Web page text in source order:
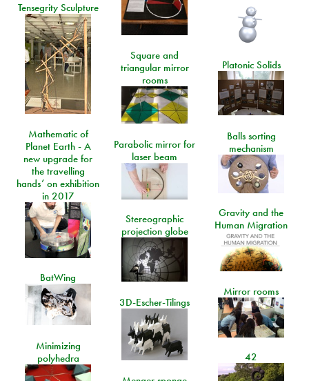
Tensegrity Sculpture
Square and
triangular mirror
rooms
Platonic Solids
Mathematic of
Planet Earth - A
new upgrade for
the travelling
hands’ on exhibition
in 2017
Balls sorting
mechanism
Parabolic mirror for
laser beam
Gravity and the
Human Migration
Stereographic
projection globe
BatWing
Mirror rooms
3D-Escher-Tilings
Minimizing
polyhedra
42